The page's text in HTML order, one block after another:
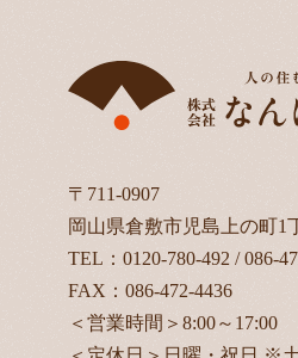
〒711-0907
岡山県倉敷市児島上の町1
TEL： 0120-780-492 /086-
FAX：086-472-4436
＜営業時間＞8:00～17:00